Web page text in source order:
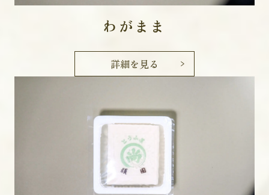
わがまま
詳細を見る